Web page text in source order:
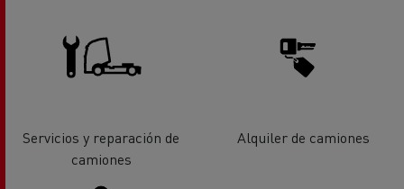
Servicios y reparación de
camiones
Alquiler de camiones